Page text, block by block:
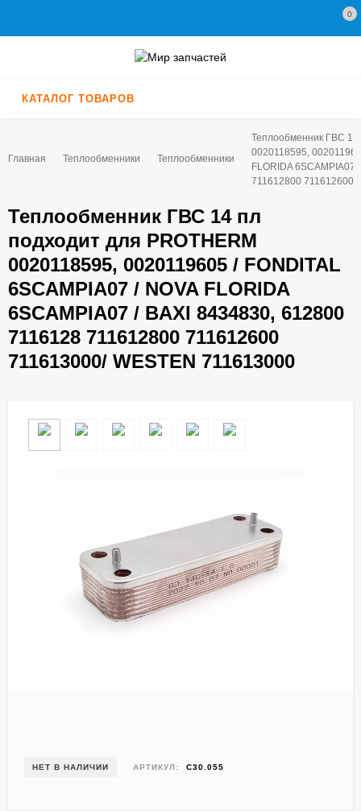
0
КАТАЛОГ ТОВАРОВ
Главная Теплообменники Теплообменники
Теплообменник ГВС 14
0020118595,
FLORIDA
711612800 711612600
Теплообменник ГВС 14 пл
подходит для PROTHERM
0020118595, 0020119605 / FONDITAL
6SCAMPIA07 / NOVA FLORIDA
6SCAMPIA07 / BAXI 8434830, 612800
7116128 711612800 711612600
711613000/ WESTEN 711613000
НЕТ В НАЛИЧИИ АРТИКУЛ: C30.055